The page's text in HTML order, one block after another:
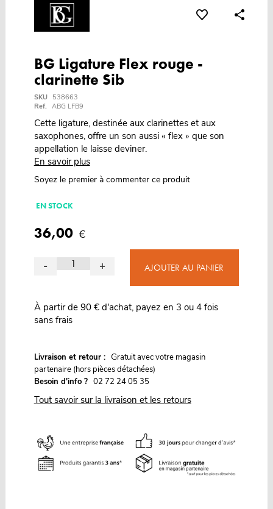
BG Ligature Flex rouge -
clarinette Sib
SKU
538663
Ref. ABG LFB9
Cette ligature, destinée aux clarinettes et aux
saxophones, offre un son aussi « flex » que son
appellation le laisse deviner.
En savoir plus
Soyez le premier à commenter ce produit
EN STOCK
36,00 €
- + AJOUTER AU PANIER
À partir de 90 € d'achat, payez en 3 ou 4 fois
sans frais
Livraison et retour : Gratuit avec votre magasin
partenaire (hors pièces détachées)
Besoin d'info ? 02 72 24 05 35
Tout savoir sur la livraison et les retours